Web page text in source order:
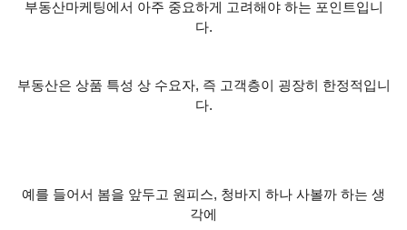
부동산마케팅에서 아주 중요하게 고려해야 하는 포인트입니
다.
부동산은 상품 특성 상 수요자, 즉 고객층이 굉장히 한정적입니
다.
예를 들어서 봄을 앞두고 원피스, 청바지 하나 사볼까 하는 생
각에